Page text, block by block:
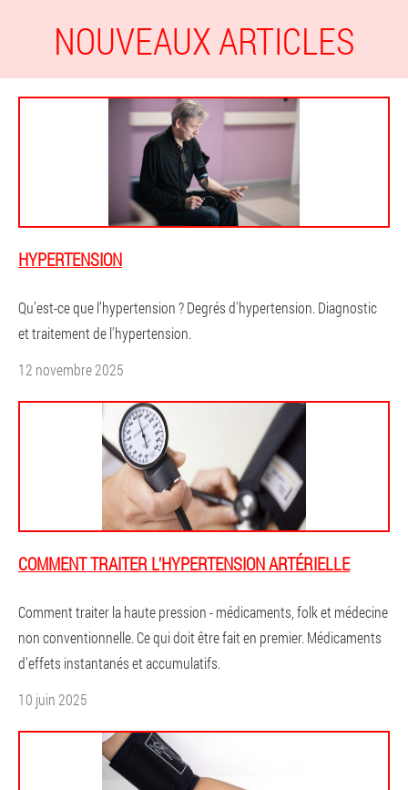
NOUVEAUX ARTICLES
HYPERTENSION
Qu’est-ce que l’hypertension ? Degrés d'hypertension. Diagnostic
et traitement de l'hypertension.
12 novembre 2025
COMMENT TRAITER L'HYPERTENSION ARTÉRIELLE
Comment traiter la haute pression - médicaments, folk et médecine
non conventionnelle. Ce qui doit être fait en premier. Médicaments
d'effets instantanés et accumulatifs.
10 juin 2025